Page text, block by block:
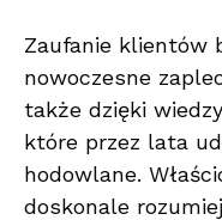
Zaufanie klientów
nowoczesne
także dzięki
które przez lata
hodowlane.
doskonale